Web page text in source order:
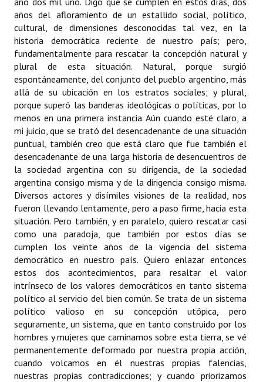
años del afloramiento de un estallido social, político,
cultural, de dimensiones desconocidas tal vez, en la
historia democrática reciente de nuestro país; pero,
fundamentalmente para rescatar la concepción natural y
plural de esta situación. Natural, porque surgió
espontáneamente, del conjunto del pueblo argentino, más
allá de su ubicación en los estratos sociales; y plural,
porque superó las banderas ideológicas o políticas, por lo
menos en una primera instancia. Aún cuando esté claro, a
mi juicio, que se trató del desencadenante de una situación
puntual, también creo que está claro que fue también el
desencadenante de una larga historia de desencuentros de
la sociedad argentina con su dirigencia, de la sociedad
argentina consigo misma y de la dirigencia consigo misma.
Diversos actores y disímiles visiones de la realidad, nos
fueron llevando lentamente, pero a paso firme, hacia esta
situación. Pero también, y en paralelo, quiero rescatar casi
como una paradoja, que también por estos días se
cumplen los veinte años de la vigencia del sistema
democrático en nuestro país. Quiero enlazar entonces
estos dos acontecimientos, para resaltar el valor
intrínseco de los valores democráticos en tanto sistema
político al servicio del bien común. Se trata de un sistema
político valioso en su concepción utópica, pero
seguramente, un sistema, que en tanto construido por los
hombres y mujeres que caminamos sobre esta tierra, se vé
permanentemente deformado por nuestra propia acción,
cuando volcamos en él nuestras propias falencias,
nuestras propias contradicciones; y cuando priorizamos